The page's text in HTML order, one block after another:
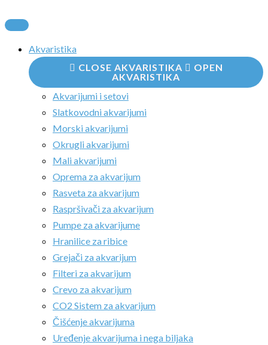
Akvaristika
CLOSE AKVARISTIKA
OPEN
AKVARISTIKA
Akvarijumi i setovi
Slatkovodni akvarijumi
Morski akvarijumi
Okrugli akvarijumi
Mali akvarijumi
Oprema za akvarijum
Rasveta za akvarijum
Raspršivači za akvarijum
Pumpe za akvarijume
Hranilice za ribice
Grejači za akvarijum
Filteri za akvarijum
Crevo za akvarijum
CO2 Sistem za akvarijum
Čišćenje akvarijuma
Uređenje akvarijuma i nega biljaka